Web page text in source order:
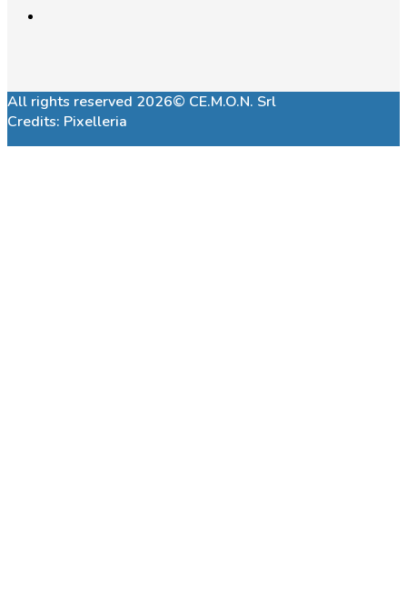
All rights reserved 2026© CE.M.O.N. Srl
Credits: Pixelleria